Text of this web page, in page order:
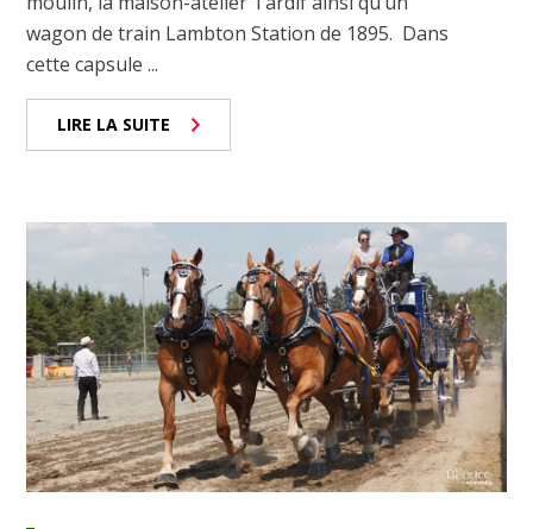
wagon de train Lambton Station de 1895. Dans
cette capsule ...
LIRE LA SUITE